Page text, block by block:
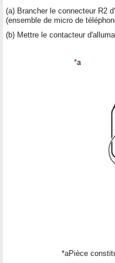
(a) Brancher le connecteur R2
(ensemble de micro de
(b) Mettre le contacteur
*aPièce